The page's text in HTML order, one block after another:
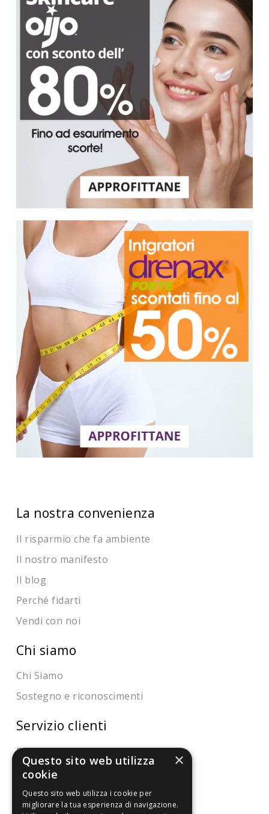
La nostra convenienza
Il risparmio che fa ambiente
Il nostro manifesto
Il blog
Perché fidarti
Vendi con noi
Chi siamo
Chi Siamo
Sostegno e riconoscimenti
Servizio clienti
FAQ
Riferimenti da controllare
Condizioni di vendita
×
Questo sito web utilizza
cookie
Questo sito web utilizza i cookie per
migliorare la tua esperienza di navigazione.